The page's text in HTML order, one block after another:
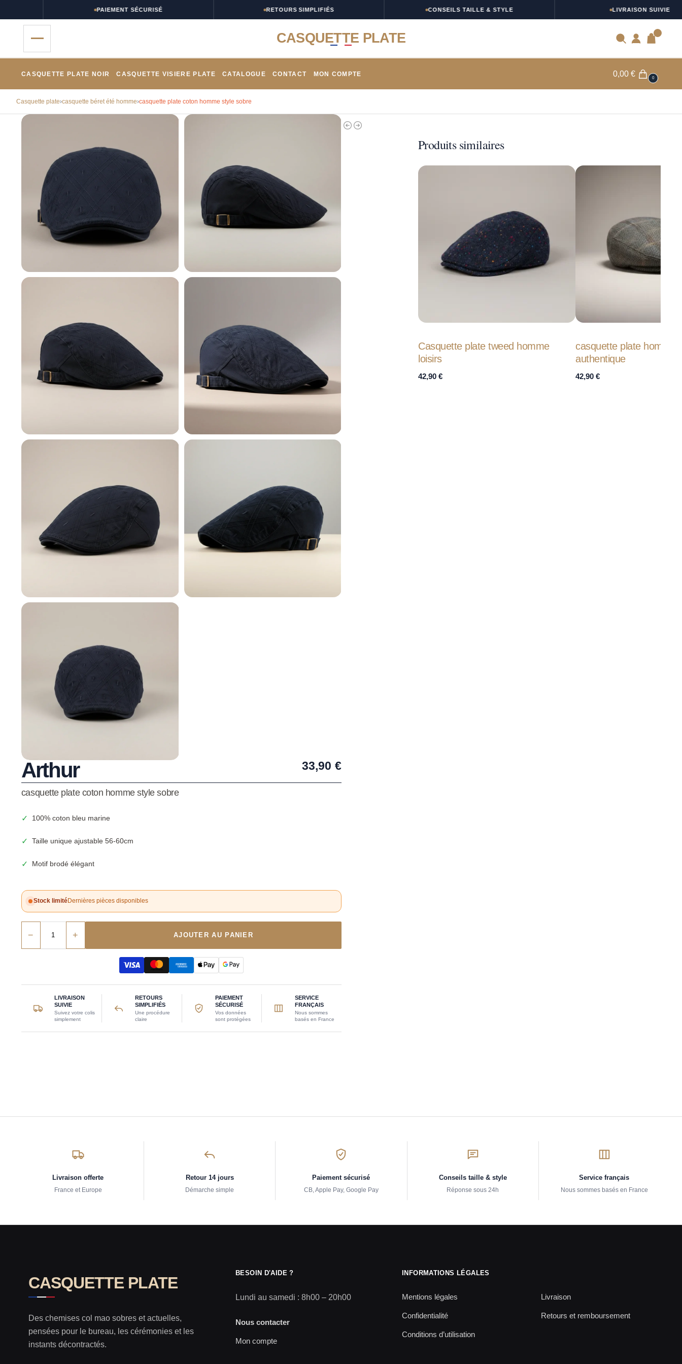
PAIEMENT SÉCURISÉ RETOURS SIMPLIFIÉS CONSEILS TAILLE & STYLE LIVRAISON SUIVIE
CASQUETTE PLATE
CASQUETTE PLATE NOIR CASQUETTE VISIERE PLATE CATALOGUE CONTACT MON COMPTE 0,00€ 0
Casquette plate›casquette béret été homme›casquette plate coton homme style sobre
Arthur 33,90 €
casquette plate coton homme style sobre
✓ 100% coton bleu marine
✓ Taille unique ajustable 56-60cm
✓ Motif brodé élégant
Stock limitéDernières pièces disponibles
− + AJOUTER AU PANIER
LIVRAISON
SUIVIE
Suivez votre colis
simplement
RETOURS
SIMPLIFIÉS
Une procédure
claire
PAIEMENT
SÉCURISÉ
Vos données
sont protégées
SERVICE
FRANÇAIS
Nous sommes
basés en France
Produits similaires
Casquette plate tweed homme
loisirs
42,90€
casquette plate homme
authentique
42,90€
Livraison offerte
France et Europe
Retour 14 jours
Démarche simple
Paiement sécurisé
CB, Apple Pay, Google Pay
Conseils taille & style
Réponse sous 24h
Service français
Nous sommes basés en France
CASQUETTE PLATE
Des chemises col mao sobres et actuelles,
pensées pour le bureau, les cérémonies et les
instants décontractés.
BESOIN D'AIDE ?
Lundi au samedi : 8h00 – 20h00
Nous contacter
Mon compte
INFORMATIONS LÉGALES
Mentions légales
Confidentialité
Conditions d’utilisation
Livraison
Retours et remboursement